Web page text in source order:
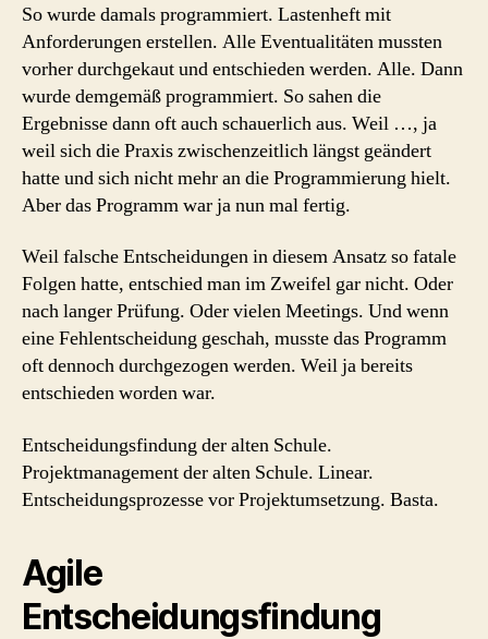
So wurde damals programmiert. Lastenheft mit
Anforderungen erstellen. Alle Eventualitäten mussten
vorher durchgekaut und entschieden werden. Alle. Dann
wurde demgemäß programmiert. So sahen die
Ergebnisse dann oft auch schauerlich aus. Weil …, ja
weil sich die Praxis zwischenzeitlich längst geändert
hatte und sich nicht mehr an die Programmierung hielt.
Aber das Programm war ja nun mal fertig.
Weil falsche Entscheidungen in diesem Ansatz so fatale
Folgen hatte, entschied man im Zweifel gar nicht. Oder
nach langer Prüfung. Oder vielen Meetings. Und wenn
eine Fehlentscheidung geschah, musste das Programm
oft dennoch durchgezogen werden. Weil ja bereits
entschieden worden war.
Entscheidungsfindung der alten Schule.
Projektmanagement der alten Schule. Linear.
Entscheidungsprozesse vor Projektumsetzung. Basta.
Agile
Entscheidungsfindung